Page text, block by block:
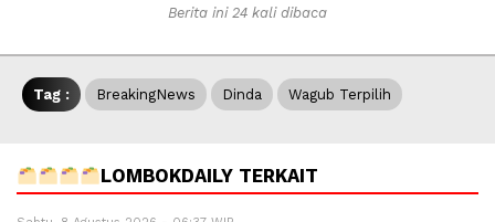
Berita ini 24 kali dibaca
Tag : BreakingNews Dinda Wagub Terpilih
LOMBOKDAILY TERKAIT